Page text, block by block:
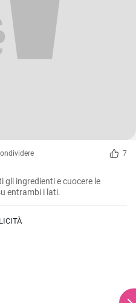
7
gli ingredienti e cuocere le
entrambi i lati.